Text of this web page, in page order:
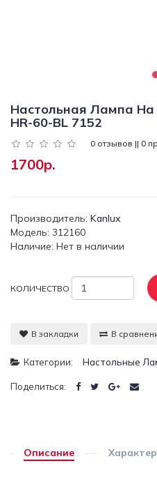
Настольная Лампа На
HR-60-BL 7152
0 отзывов || 0
1700р.
Производитель: Kanlux
Модель: 312160
Наличие: Нет в наличии
КОЛИЧЕСТВО
В закладки В
Категории: Настольные
Поделиться:
Описание